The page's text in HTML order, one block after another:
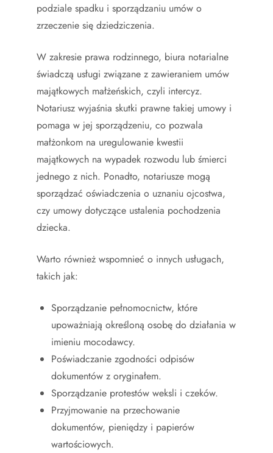
podziale spadku i sporządzaniu umów o
zrzeczenie się dziedziczenia.
W zakresie prawa rodzinnego, biura notarialne
świadczą usługi związane z zawieraniem umów
majątkowych małżeńskich, czyli intercyz.
Notariusz wyjaśnia skutki prawne takiej umowy i
pomaga w jej sporządzeniu, co pozwala
małżonkom na uregulowanie kwestii
majątkowych na wypadek rozwodu lub śmierci
jednego z nich. Ponadto, notariusze mogą
sporządzać oświadczenia o uznaniu ojcostwa,
czy umowy dotyczące ustalenia pochodzenia
dziecka.
Warto również wspomnieć o innych usługach,
takich jak:
Sporządzanie pełnomocnictw, które
upoważniają określoną osobę do działania w
imieniu mocodawcy.
Poświadczanie zgodności odpisów
dokumentów z oryginałem.
Sporządzanie protestów weksli i czeków.
Przyjmowanie na przechowanie
dokumentów, pieniędzy i papierów
wartościowych.